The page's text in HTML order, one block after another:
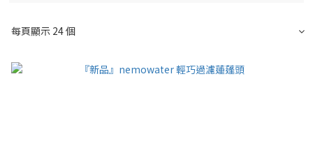
每頁顯示 24 個